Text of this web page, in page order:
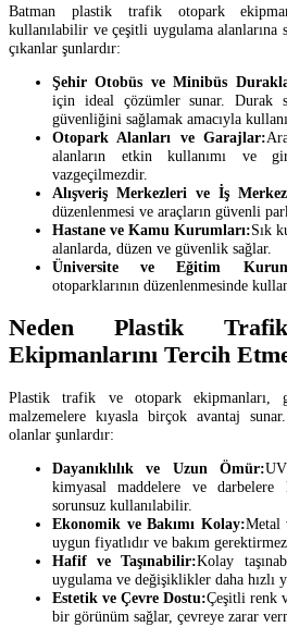
Batman plastik trafik otopark
kullanılabilir ve çeşitli uygulama alanlarına
çıkanlar şunlardır:
Şehir Otobüs ve Minibüs
için ideal çözümler sunar. Durak
güvenliğini sağlamak amacıyla
Otopark Alanları ve Garajlar:
alanların etkin kullanımı ve
vazgeçilmezdir.
Alışveriş Merkezleri ve İş
düzenlenmesi ve araçların güvenli
Hastane ve Kamu Kurumları:Sık
alanlarda, düzen ve güvenlik sağlar.
Üniversite ve Eğitim
otoparklarının düzenlenmesinde
Neden Plastik
Ekipmanlarını Tercih
Plastik trafik ve otopark ekipmanları,
malzemelere kıyasla birçok avantaj
olanlar şunlardır:
Dayanıklılık ve Uzun Ömür:
kimyasal maddelere ve
sorunsuz kullanılabilir.
Ekonomik ve Bakımı Kolay:Metal
uygun fiyatlıdır ve bakım gerektirmez.
Hafif ve Taşınabilir:Kolay
uygulama ve değişiklikler daha hızlı
Estetik ve Çevre Dostu:Çeşitli renk
bir görünüm sağlar, çevreye zarar